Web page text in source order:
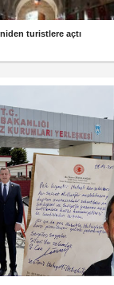
turistlere açtı